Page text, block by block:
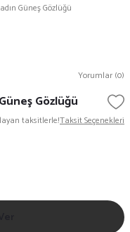
Güneş Gözlüğü
Yorumlar (0)
Gözlüğü
taksitlerle!Taksit Seçenekleri